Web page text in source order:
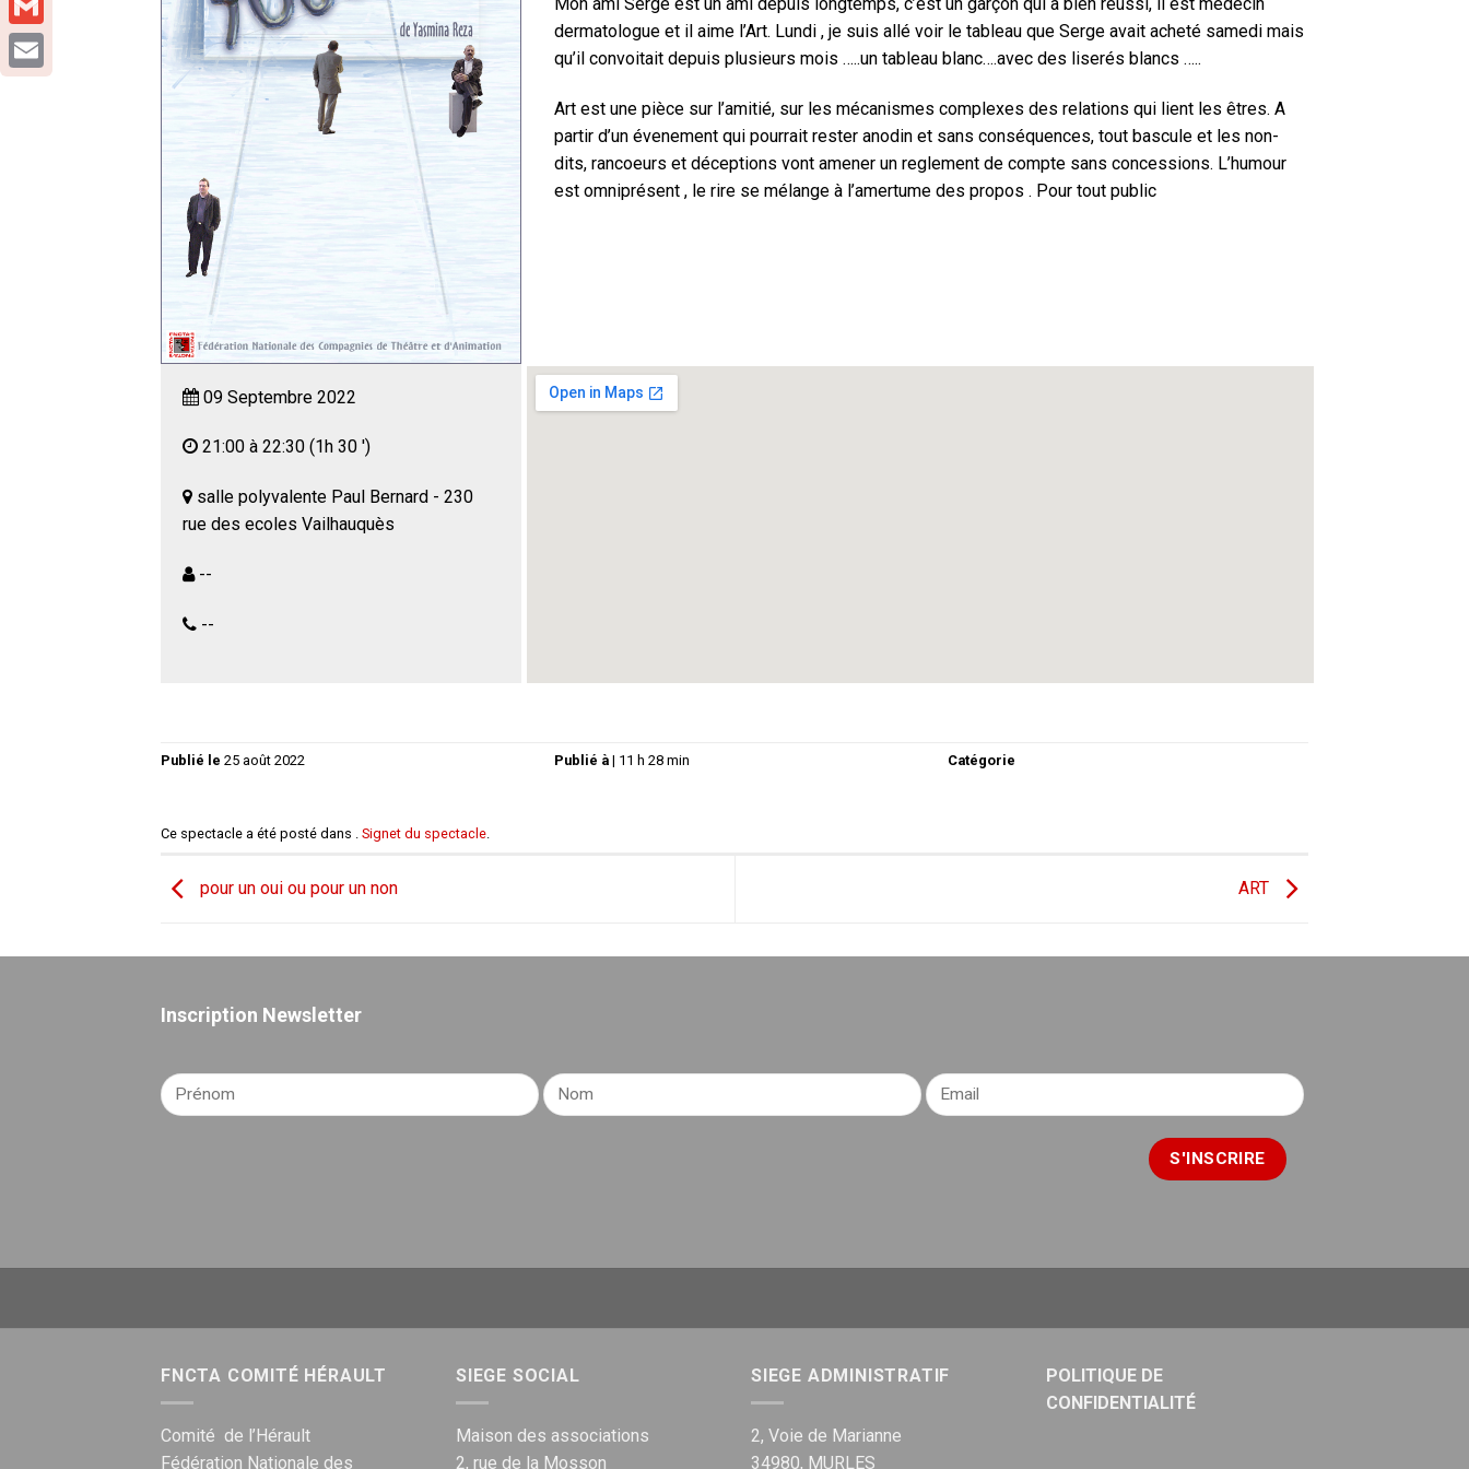
09 Septembre 2022
21:00 à 22:30 (1h 30 ')
salle polyvalente Paul Bernard - 230
rue des ecoles Vailhauquès
--
--
Mon ami Serge est un ami depuis longtemps, c’est un garçon qui a bien réussi, il est medecin
dermatologue et il aime l’Art. Lundi , je suis allé voir le tableau que Serge avait acheté samedi mais
qu’il convoitait depuis plusieurs mois …..un tableau blanc….avec des liserés blancs …..
Art est une pièce sur l’amitié, sur les mécanismes complexes des relations qui lient les êtres. A
partir d’un évenement qui pourrait rester anodin et sans conséquences, tout bascule et les non-
dits, rancoeurs et déceptions vont amener un reglement de compte sans concessions. L’humour
est omniprésent , le rire se mélange à l’amertume des propos . Pour tout public
Publié le 25 août 2022 Publié à | 11 h 28 min Catégorie
Ce spectacle a été posté dans . Signet du spectacle
pour un oui ou pour un non ART
Inscription Newsletter
FNCTA COMITÉ HÉRAULT
Comité de l’Hérault
Fédération Nationale des
SIEGE SOCIAL
Maison des associations
2, rue de la Mosson
SIEGE ADMINISTRATIF
2, Voie de Marianne
34980, MURLES
POLITIQUE DE
CONFIDENTIALITÉ
Gmail